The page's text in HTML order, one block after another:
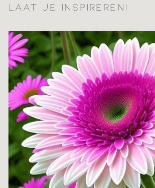
LAAT JE INSPIREREN!